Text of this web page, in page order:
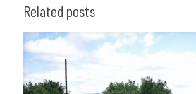
Related posts